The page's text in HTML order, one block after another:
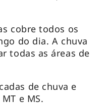
cobre todos os
do dia. A chuva
todas as áreas de
de chuva e
e MS.